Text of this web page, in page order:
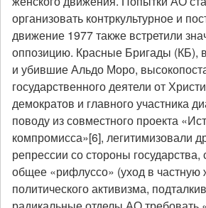
организовать контркультурное и
движение 1977 также встретили
оппозицию. Красные Бригады (КБ),
и убившие Альдо Моро,
государственного деятели от
демократов и главного участника
поводу из совместного проекта
компромисса»[6], легитимизовали
репрессии со стороны
общее «рифлуссо» (уход в частную
политического активизма,